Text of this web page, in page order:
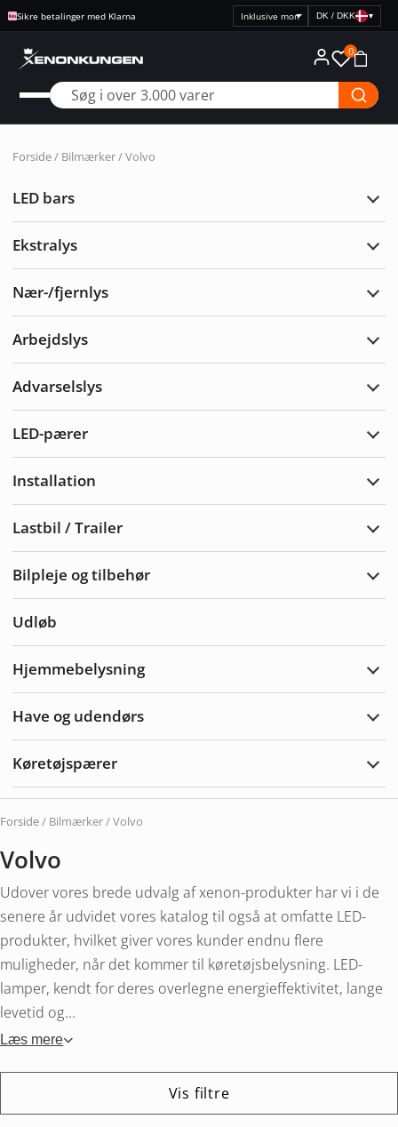
Vælg
DK / DKK ▾
0
Forside/ Bilmærker / Volvo
LED bars
Ekstralys
Nær-/fjernlys
Arbejdslys
Advarselslys
LED-pærer
Installation
Lastbil / Trailer
Bilpleje og tilbehør
Udløb
Hjemmebelysning
Have og udendørs
Køretøjspærer
Forside/ Bilmærker / Volvo
Volvo
Udover vores brede udvalg af xenon-produkter har vi i de
senere år udvidet vores katalog til også at omfatte LED-
produkter, hvilket giver vores kunder endnu flere
muligheder, når det kommer til køretøjsbelysning. LED-
lamper, kendt for deres overlegne energieffektivitet, lange
levetid og...
Læs mere
Vis filtre